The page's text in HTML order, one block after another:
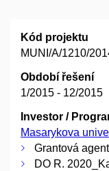
Kód projektu
MUNI/A/1210/
Období řešení
1/2015 - 12/2015
Investor /
Masarykova
Grantová
DO R.